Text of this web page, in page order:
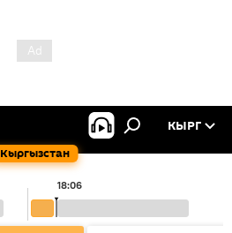
Кыргызстан
КЫРГ
18:06